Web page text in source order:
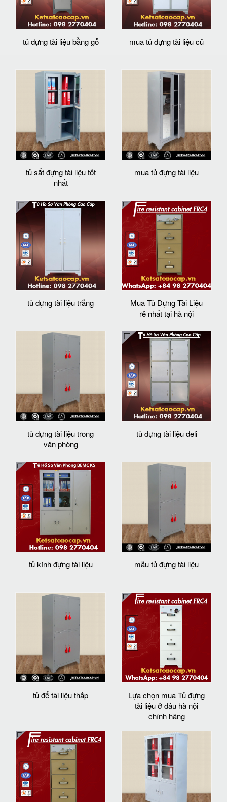
tủ đựng tài liệu bằng gỗ mua tủ đựng tài liệu cũ
tủ sắt đựng tài liệu tốt
nhất
mua tủ đựng tài liệu
tủ đựng tài liệu trắng
Mua Tủ Đựng Tài Liệu
rẻ nhất tại hà nội
tủ đựng tài liệu trong
văn phòng
tủ đựng tài liệu deli
tủ kính đựng tài liệu mẫu tủ đựng tài liệu
tủ để tài liệu thấp
Lựa chọn mua Tủ đựng
tài liệu ở đâu hà nội
chính hãng